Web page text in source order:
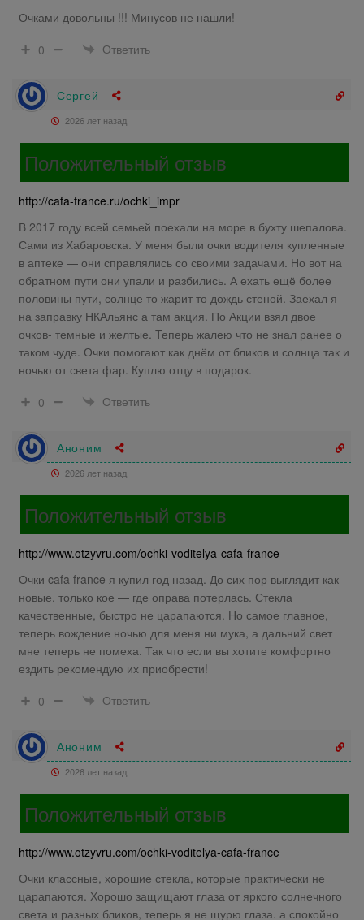
Очками довольны !!! Минусов не нашли!
0
Ответить
Сергей
2026 лет назад
Положительный отзыв
http://cafa-france.ru/ochki_impr
В 2017 году всей семьей поехали на море в бухту шепалова.
Сами из Хабаровска. У меня были очки водителя купленные
в аптеке — они справлялись со своими задачами. Но вот на
обратном пути они упали и разбились. А ехать ещё более
половины пути, солнце то жарит то дождь стеной. Заехал я
на заправку НКАльянс а там акция. По Акции взял двое
очков- темные и желтые. Теперь жалею что не знал ранее о
таком чуде. Очки помогают как днём от бликов и солнца так и
ночью от света фар. Куплю отцу в подарок.
0
Ответить
Аноним
2026 лет назад
Положительный отзыв
http://www.otzyvru.com/ochki-voditelya-cafa-france
Очки cafa france я купил год назад. До сих пор выглядит как
новые, только кое — где оправа потерлась. Стекла
качественные, быстро не царапаются. Но самое главное,
теперь вождение ночью для меня ни мука, а дальний свет
мне теперь не помеха. Так что если вы хотите комфортно
ездить рекомендую их приобрести!
0
Ответить
Аноним
2026 лет назад
Положительный отзыв
http://www.otzyvru.com/ochki-voditelya-cafa-france
Очки классные, хорошие стекла, которые практически не
царапаются. Хорошо защищают глаза от яркого солнечного
света и разных бликов, теперь я не щурю глаза. а спокойно